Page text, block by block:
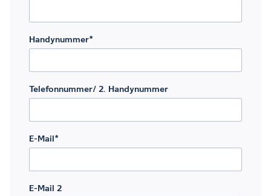
Handynummer*
Telefonnummer/ 2. Handynummer
E-Mail *
E-Mail 2